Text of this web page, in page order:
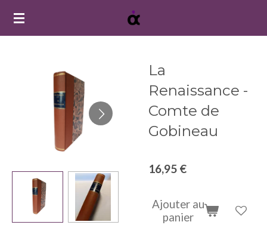
Passer
La
Renaissance -
Comte de
Gobineau
16,95 €
Ajouter au
panier